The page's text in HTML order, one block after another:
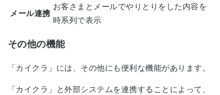
メール連携
お客さまとメールでやりとりをした内容を
時系列で表示
その他の機能
「カイクラ」には、その他にも便利な機能があります。
「カイクラ」と外部システムを連携することによって、